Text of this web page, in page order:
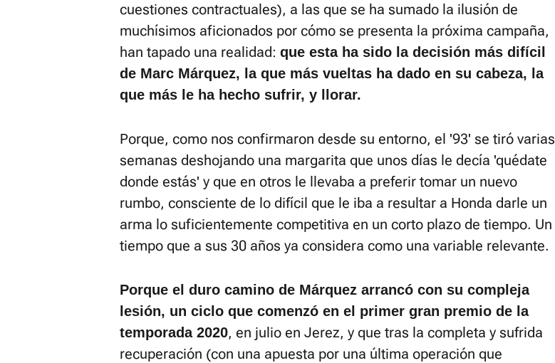
cuestiones contractuales), a las que se ha sumado la ilusión de
muchísimos aficionados por cómo se presenta la próxima campaña,
han tapado una realidad: que esta ha sido la decisión más difícil
de Marc Márquez, la que más vueltas ha dado en su cabeza, la
que más le ha hecho sufrir, y llorar.
Porque, como nos confirmaron desde su entorno, el '93' se tiró varias
semanas deshojando una margarita que unos días le decía 'quédate
donde estás' y que en otros le llevaba a preferir tomar un nuevo
rumbo, consciente de lo difícil que le iba a resultar a Honda darle un
arma lo suficientemente competitiva en un corto plazo de tiempo. Un
tiempo que a sus 30 años ya considera como una variable relevante.
Porque el duro camino de Márquez arrancó con su compleja
lesión, un ciclo que comenzó en el primer gran premio de la
temporada 2020, en julio en Jerez, y que tras la completa y sufrida
recuperación (con una apuesta por una última operación que